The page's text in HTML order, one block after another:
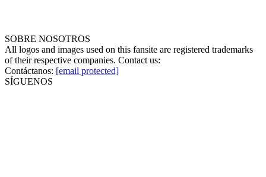
SOBRE NOSOTROS
All logos and images used on this fansite are registered trademarks
of their respective companies. Contact us:
Contáctanos: [email protected]
SÍGUENOS